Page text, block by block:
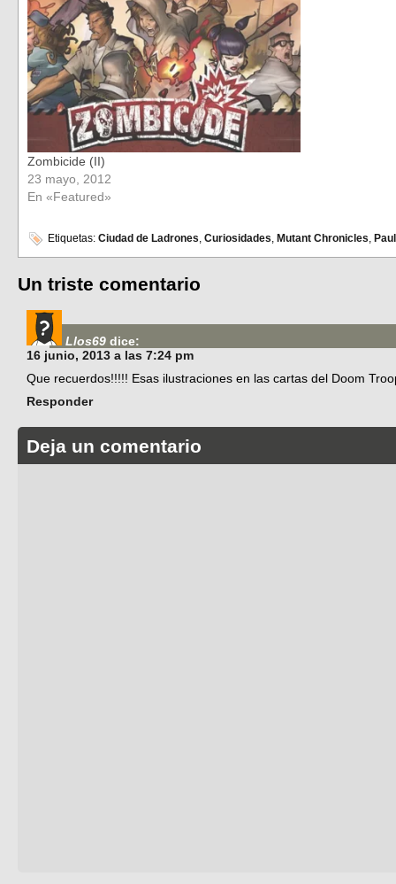
Zombicide (II)
23 mayo, 2012
En «Featured»
Etiquetas: Ciudad de Ladrones, Curiosidades, Mutant Chronicles,
Un triste comentario
Llos69 dice:
16 junio, 2013 a las 7:24 pm
Que recuerdos!!!!! Esas ilustraciones en las cartas del Doom
Responder
Deja un comentario